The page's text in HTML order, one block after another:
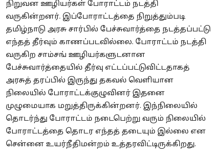
நிறுவன ஊழியர்கள் போராட்டம் நடத்தி
வருகின்றனர். இப்போராட்டத்தை நிறுத்தும்படி
தமிழ்நாடு அரசு சார்பில் பேச்சுவார்த்தை நடத்தப்பட்டு
எந்தத் தீர்வும் காணப்படவில்லை. போராட்டம் நடத்தி
வருகிற சாம்சங் ஊழியர்களுடனான
பேச்சுவார்த்தையில் தீர்வு எட்டப்பட்டுவிட்டதாகத்
அரசுத் தரப்பில் இருந்து தகவல் வெளியான
நிலையில் போராட்டக்குழுவினர் இதனை
முழுமையாக மறுத்திருக்கின்றனர். இந்நிலையில்
தொடர்ந்து போராட்டம் நடைபெற்று வரும் நிலையில்
போராட்டத்தை தொடர எந்தத் தடையும் இல்லை என
சென்னை உயர்நீதிமன்றம் உத்தரவிட்டிருக்கிறது.